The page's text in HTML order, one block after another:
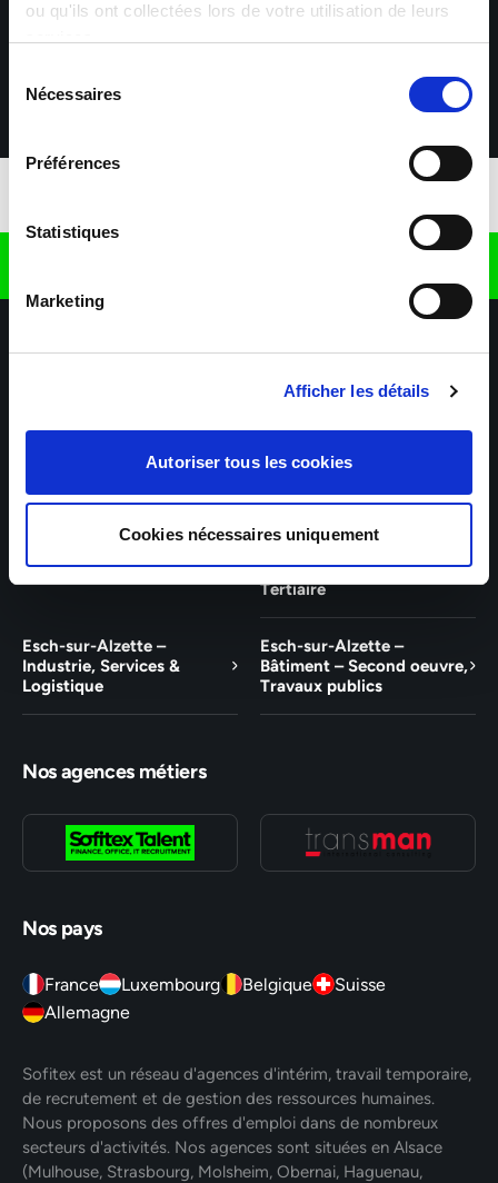
ou qu'ils ont collectées lors de votre utilisation de leurs
Nécessaires
Préférences
Statistiques
Marketing
Afficher les détails
Autoriser tous les cookies
Cookies nécessaires uniquement
Wiltz – Industrie, Services,
Logistique, Bâtiment et
Tertiaire
Esch-sur-Alzette –
Industrie, Services &
Logistique
Esch-sur-Alzette –
Bâtiment – Second oeuvre,
Travaux publics
Nos agences métiers
Nos pays
France Luxembourg Belgique
Suisse
Allemagne
Sofitex est un réseau d'agences d'intérim, travail temporaire,
de recrutement et de gestion des ressources humaines.
Nous proposons des offres d'emploi dans de nombreux
secteurs d'activités. Nos agences sont situées en Alsace
(Mulhouse, Strasbourg, Molsheim, Obernai, Haguenau,